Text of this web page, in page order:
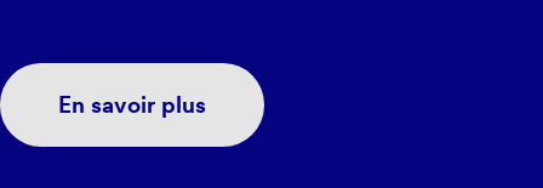
En savoir plus